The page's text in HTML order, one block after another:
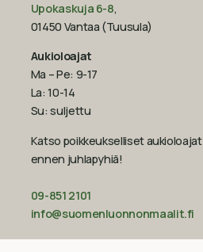
Upokaskuja 6-8,
01450 Vantaa (Tuusula)
Aukioloajat
Ma – Pe: 9-17
La: 10-14
Su: suljettu
Katso poikkeukselliset aukioloajat
ennen juhlapyhiä!‍
09-851 2101
info@suomenluonnonmaalit.fi